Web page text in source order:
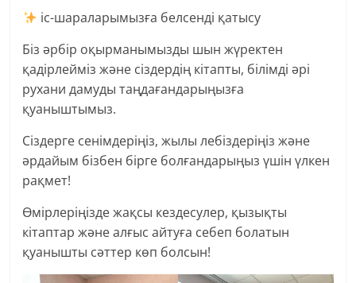
іс-шараларымызға белсенді қатысу
Біз әрбір оқырманымызды шын жүректен
қадірлейміз және сіздердің кітапты, білімді әрі
рухани дамуды таңдағандарыңызға
қуаныштымыз.
Сіздерге сенімдеріңіз, жылы лебіздеріңіз және
әрдайым бізбен бірге болғандарыңыз үшін үлкен
рақмет!
Өмірлеріңізде жақсы кездесулер, қызықты
кітаптар және алғыс айтуға себеп болатын
қуанышты сәттер көп болсын!